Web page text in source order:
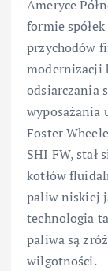
Ameryce
formie
przychodów
modernizacji
odsiarczania
wyposażania
Foster
SHI FW, stał
kotłów
paliw niskiej
technologia
paliwa są
wilgotności.